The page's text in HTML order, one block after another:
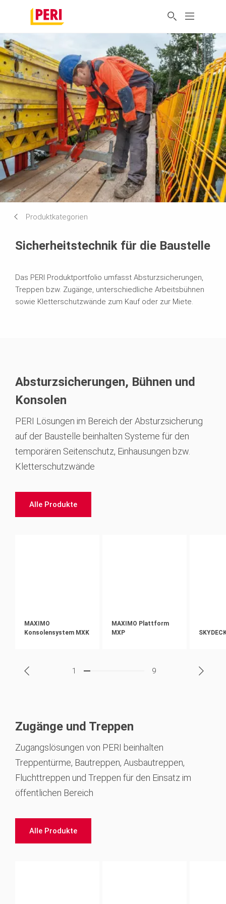
Produktkategorien
Sicherheitstechnik für die Baustelle
Das PERI Produktportfolio umfasst Absturzsicherungen,
Treppen bzw. Zugänge, unterschiedliche Arbeitsbühnen
sowie Kletterschutzwände zum Kauf oder zur Miete.
Absturzsicherungen, Bühnen und
Konsolen
PERI Lösungen im Bereich der Absturzsicherung
auf der Baustelle beinhalten Systeme für den
temporären Seitenschutz, Einhausungen bzw.
Kletterschutzwände
Alle Produkte
MAXIMO
Konsolensystem MXK
MAXIMO Plattform
MXP
1 9
Zugänge und Treppen
Zugangslösungen von PERI beinhalten
Treppentürme, Bautreppen, Ausbautreppen,
Fluchttreppen und Treppen für den Einsatz im
öffentlichen Bereich
Alle Produkte